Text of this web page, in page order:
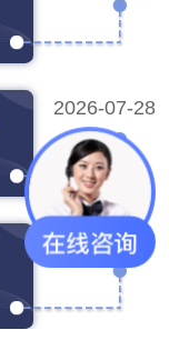
2026-07-28
2026-07-07